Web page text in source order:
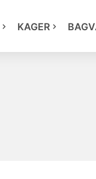
KAGER